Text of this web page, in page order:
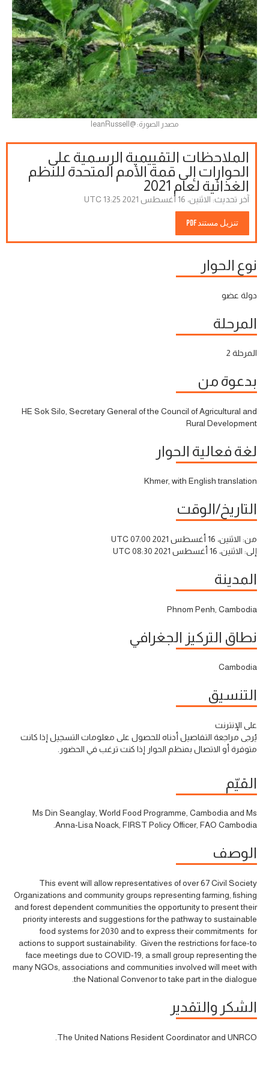
الملاحظات التقييمية الرسمية على
الحوارات إلى قمة الأمم المتحدة للنظم
الغذائية لعام 2021
آخر تحديث: الاثنين، 16 أغسطس 2021 13:25 UTC
تنزيل مستند PDF
نوع الحوار
دولة عضو
المرحلة
المرحلة 2
بدعوة من
HE Sok Silo, Secretary General of the Council of Agricultural and
Rural Development
لغة فعالية الحوار
Khmer, with English translation
التاريخ/الوقت
من: الاثنين، 16 أغسطس 2021 07:00 UTC
إلى: الاثنين، 16 أغسطس 2021 08:30 UTC
المدينة
Phnom Penh, Cambodia
نطاق التركيز الجغرافي
Cambodia
التنسيق
على الإنترنت
يُرجى مراجعة التفاصيل أدناه للحصول على معلومات التسجيل إذا كانت
متوفرة أو الاتصال بمنظم الحوار إذا كنت ترغب في الحضور.
القيّم
Ms Din Seanglay, World Food Programme, Cambodia and Ms
Anna-Lisa Noack, FIRST Policy Officer, FAO Cambodia.
الوصف
This event will allow representatives of over 67 Civil Society
Organizations and community groups representing farming, fishing
and forest dependent communities the opportunity to present their
priority interests and suggestions for the pathway to sustainable
food systems for 2030 and to express their commitments for
actions to support sustainability. Given the restrictions for face-to
face meetings due to COVID-19, a small group representing the
many NGOs, associations and communities involved will meet with
the National Convenor to take part in the dialogue.
الشكر والتقدير
The United Nations Resident Coordinator and UNRCO.
مصدر الصورة: @IeanRussell